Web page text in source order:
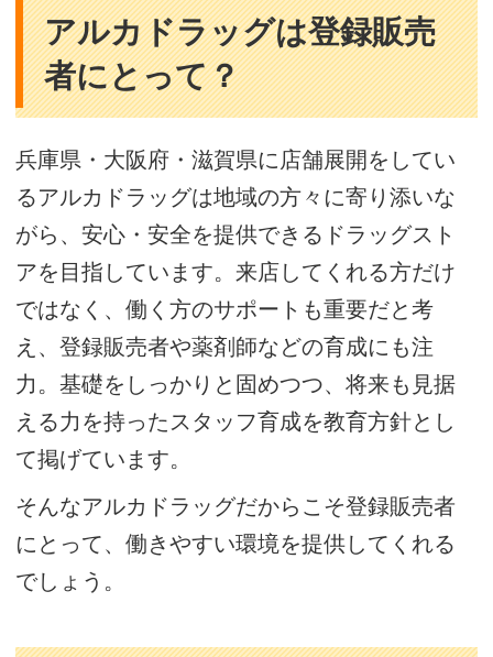
アルカドラッグは登録販売
者にとって？
兵庫県・大阪府・滋賀県に店舗展開をしてい
るアルカドラッグは地域の方々に寄り添いな
がら、安心・安全を提供できるドラッグスト
アを目指しています。来店してくれる方だけ
ではなく、働く方のサポートも重要だと考
え、登録販売者や薬剤師などの育成にも注
力。基礎をしっかりと固めつつ、将来も見据
える力を持ったスタッフ育成を教育方針とし
て掲げています。
そんなアルカドラッグだからこそ登録販売者
にとって、働きやすい環境を提供してくれる
でしょう。